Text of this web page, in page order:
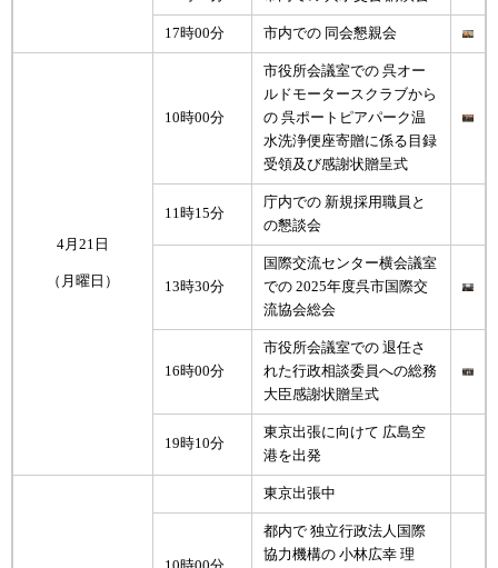
17時00分 市内での 同会懇親会
4月21日
（月曜日）
10時00分
市役所会議室での 呉オー
ルドモータースクラブから
の 呉ポートピアパーク温
水洗浄便座寄贈に係る目録
受領及び感謝状贈呈式
11時15分
庁内での 新規採用職員と
の懇談会
13時30分
国際交流センター横会議室
での 2025年度呉市国際交
流協会総会
16時00分
市役所会議室での 退任さ
れた行政相談委員への総務
大臣感謝状贈呈式
19時10分
東京出張に向けて 広島空
港を出発
東京出張中
都内で 独立行政法人国際
協力機構の 小林広幸 理